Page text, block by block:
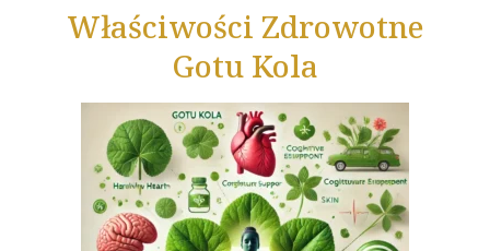
Właściwości Zdrowotne
Gotu Kola